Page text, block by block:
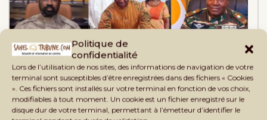
Politique de
confidentialité
Lors de l’utilisation de nos sites, des informations de navigation de votre
terminal sont susceptibles d’être enregistrées dans des fichiers « Cookies
». Ces fichiers sont installés sur votre terminal en fonction de vos choix,
modifiables à tout moment. Un cookie est un fichier enregistré sur le
disque dur de votre terminal, permettant à l’émetteur d’identifier le
L'Alliance des États du Sahel salue la
progression…